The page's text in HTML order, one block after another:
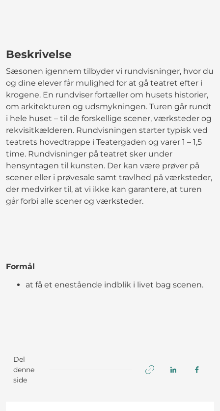
Beskrivelse
Sæsonen igennem tilbyder vi rundvisninger, hvor du
og dine elever får mulighed for at gå teatret efter i
krogene. En rundviser fortæller om husets historier,
om arkitekturen og udsmykningen. Turen går rundt
i hele huset – til de forskellige scener, værksteder og
rekvisitkælderen. Rundvisningen starter typisk ved
teatrets hovedtrappe i Teatergaden og varer 1 – 1,5
time. Rundvisninger på teatret sker under
hensyntagen til kunsten. Der kan være prøver på
scener eller i prøvesale samt travlhed på værksteder,
der medvirker til, at vi ikke kan garantere, at turen
går forbi alle scener og værksteder.
Formål
at få et enestående indblik i livet bag scenen.
Del
denne
side